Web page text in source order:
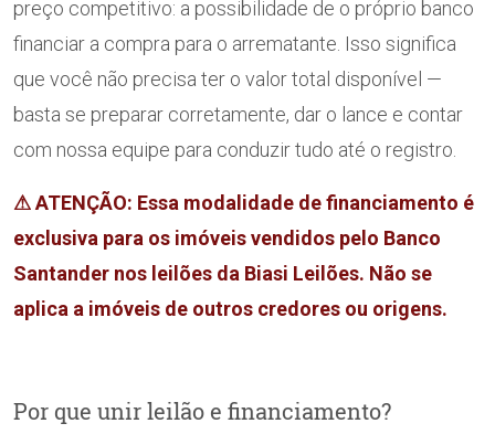
preço competitivo: a possibilidade de o próprio banco
financiar a compra para o arrematante. Isso significa
que você não precisa ter o valor total disponível —
basta se preparar corretamente, dar o lance e contar
com nossa equipe para conduzir tudo até o registro.
⚠ ATENÇÃO: Essa modalidade de financiamento é
exclusiva para os imóveis vendidos pelo Banco
Santander nos leilões da Biasi Leilões. Não se
aplica a imóveis de outros credores ou origens.
Por que unir leilão e financiamento?